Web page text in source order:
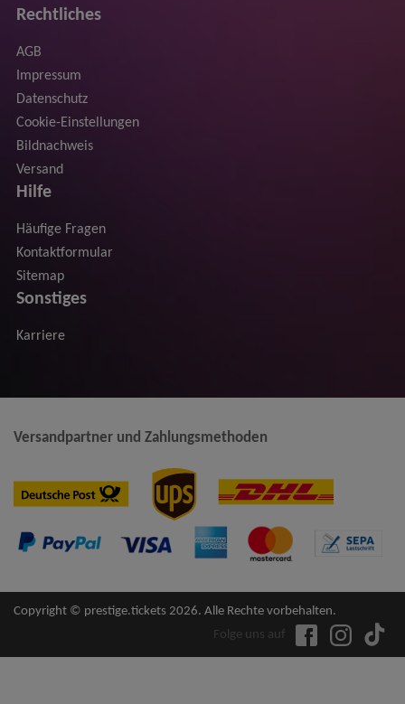
Rechtliches
AGB
Impressum
Datenschutz
Cookie-Einstellungen
Bildnachweis
Versand
Hilfe
Häufige Fragen
Kontaktformular
Sitemap
Sonstiges
Karriere
Versandpartner und Zahlungsmethoden
Copyright © prestige.tickets 2026. Alle Rechte vorbehalten.
Folge uns auf